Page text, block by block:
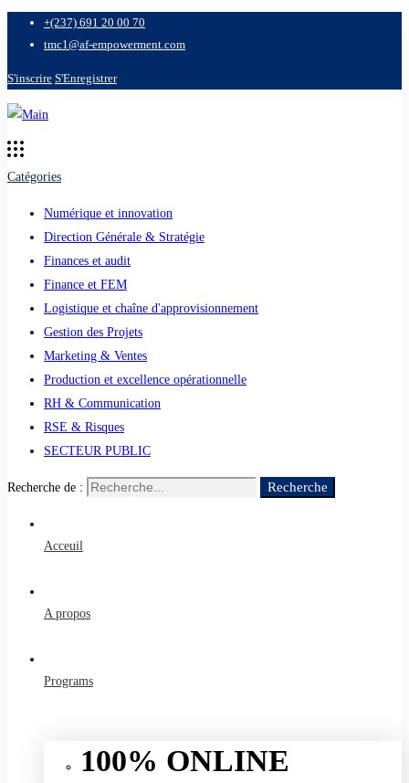
+(237) 691 20 00 70
tmc1@af-empowerment.com
S'inscrire S'Enregistrer
Catégories
Numérique et innovation
Direction Générale & Stratégie
Finances et audit
Finance et FEM
Logistique et chaîne d'approvisionnement
Gestion des Projets
Marketing & Ventes
Production et excellence opérationnelle
RH & Communication
RSE & Risques
SECTEUR PUBLIC
Recherche de : Recherche
Acceuil
A propos
Programs
100% ONLINE